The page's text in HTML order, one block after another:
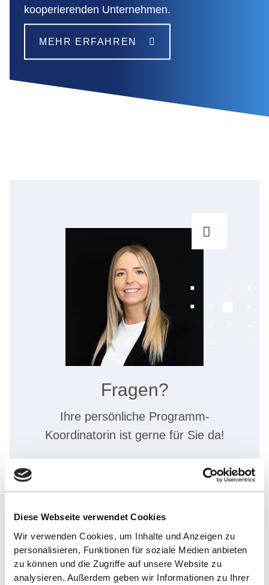
Diese Webseite verwendet Cookies
Wir verwenden Cookies, um Inhalte und Anzeigen zu
personalisieren, Funktionen für soziale Medien anbieten
zu können und die Zugriffe auf unsere Website zu
analysieren. Außerdem geben wir Informationen zu Ihrer
kooperierenden Unternehmen.
MEHR ERFAHREN
Fragen?
Ihre persönliche Programm-
Koordinatorin ist gerne für Sie da!
+49 7121 2719602
E-MAIL SCHREIBEN